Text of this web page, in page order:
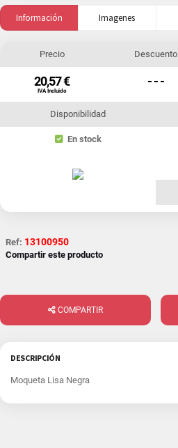
Información Imagenes
Precio
20,57 €
IVA Incluido
Descuento
- - -
Disponibilidad
En stock
Ref: 13100950
Compartir este producto
COMPARTIR
DESCRIPCIÓN
Moqueta Lisa Negra